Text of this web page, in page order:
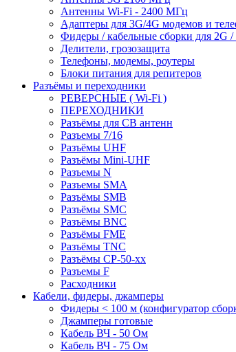
Антенны Wi-Fi - 2400 МГц
Адаптеры для 3G/4G модемов и
Фидеры / кабельные сборки для 2G /
Делители, грозозащита
Телефоны, модемы, роутеры
Блоки питания для репитеров
Разъёмы и переходники
РЕВЕРСНЫЕ ( Wi-Fi )
ПЕРЕХОДНИКИ
Разъёмы для CB антенн
Разъемы 7/16
Разъёмы UHF
Разъёмы Mini-UHF
Разъемы N
Разъемы SMA
Разъёмы SMB
Разъёмы SMC
Разъёмы BNC
Разъёмы FME
Разъёмы TNC
Разъёмы СР-50-xx
Разъемы F
Расходники
Кабели, фидеры, джамперы
Фидеры < 100 м (конфигуратор
Джамперы готовые
Кабель ВЧ - 50 Ом
Кабель ВЧ - 75 Ом